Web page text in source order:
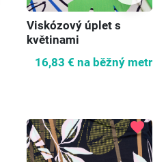
Viskózový úplet s
květinami
16,83 € na běžný metr
favorite